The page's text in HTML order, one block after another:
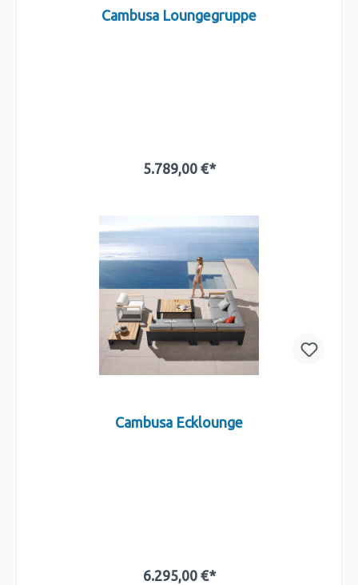
Cambusa Loungegruppe
5.789,00 €*
Cambusa Ecklounge
6.295,00 €*